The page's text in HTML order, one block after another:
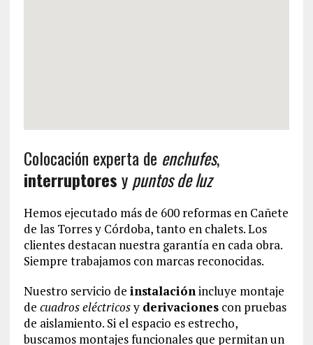
Colocación experta de enchufes,
interruptoresypuntos de luz
Hemos ejecutado más de 600 reformas en Cañete
de las Torres y Córdoba, tanto en chalets. Los
clientes destacan nuestra garantía en cada obra.
Siempre trabajamos con marcas reconocidas.
Nuestro servicio de instalación incluye montaje
de cuadros eléctricosy derivacionescon pruebas
de aislamiento. Si el espacio es estrecho,
buscamos montajes funcionales que permitan un